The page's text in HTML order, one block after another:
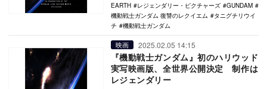
EARTH
レジェンダリー・ピクチャーズ
GUNDAM
機動戦士ガンダム 復讐のレクイエム
タニグチリウイ
チ
機動戦士ガンダム
映画 2025.02.05 14:15
『機動戦士ガンダム』初のハリウッド
実写映画版、全世界公開決定 制作は
レジェンダリー